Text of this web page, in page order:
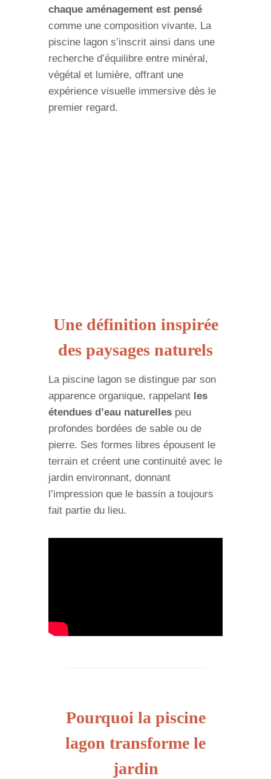
chaque aménagement est pensé
comme une composition vivante. La
piscine lagon s’inscrit ainsi dans une
recherche d’équilibre entre minéral,
végétal et lumière, offrant une
expérience visuelle immersive dès le
premier regard.
Une définition inspirée
des paysages naturels
La piscine lagon se distingue par son
apparence organique, rappelant les
étendues d’eau naturelles peu
profondes bordées de sable ou de
pierre. Ses formes libres épousent le
terrain et créent une continuité avec le
jardin environnant, donnant
l’impression que le bassin a toujours
fait partie du lieu.
Pourquoi la piscine
lagon transforme le
jardin